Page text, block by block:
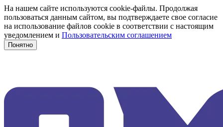
На нашем сайте используются cookie-файлы. Продолжая
пользоваться данным сайтом, вы подтверждаете свое согласие
на использование файлов cookie в соответствии с настоящим
уведомлением и Пользовательским соглашением
Понятно